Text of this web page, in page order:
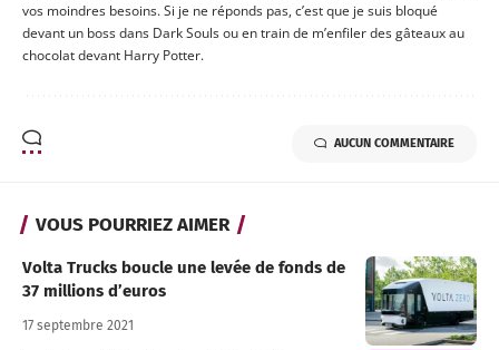
vos moindres besoins. Si je ne réponds pas, c’est que je suis bloqué
devant un boss dans Dark Souls ou en train de m’enfiler des gâteaux au
chocolat devant Harry Potter.
AUCUN COMMENTAIRE
VOUS POURRIEZ AIMER
Volta Trucks boucle une levée de fonds de
37 millions d’euros
17 septembre 2021